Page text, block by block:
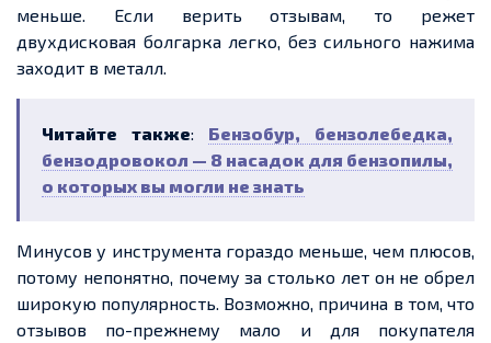
меньше. Если верить отзывам, то режет
двухдисковая болгарка легко, без сильного нажима
заходит в металл.
Читайте также: Бензобур, бензолебедка,
бензодровокол — 8 насадок для бензопилы,
о которых вы могли не знать
Минусов у инструмента гораздо меньше, чем плюсов,
потому непонятно, почему за столько лет он не обрел
широкую популярность. Возможно, причина в том, что
отзывов по-прежнему мало и для покупателя